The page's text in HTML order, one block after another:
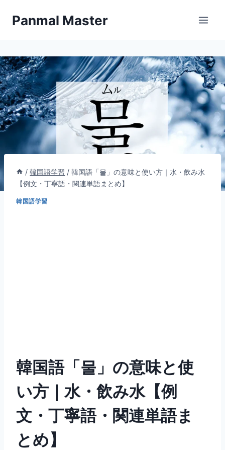
キ
ッ
プ
Panmal Master
/ 韓国語学習 / 韓国語「물」の意味と使い方｜水・飲み水
【例文・丁寧語・関連単語まとめ】
韓国語学習
韓国語「물」の意味と使
い方｜水・飲み水【例
文・丁寧語・関連単語ま
とめ】